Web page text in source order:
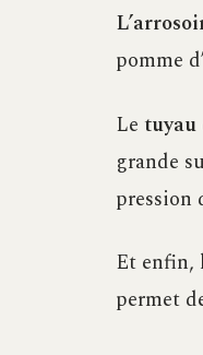
pomme
Le tuyau
grande
pression
Et enfin,
permet